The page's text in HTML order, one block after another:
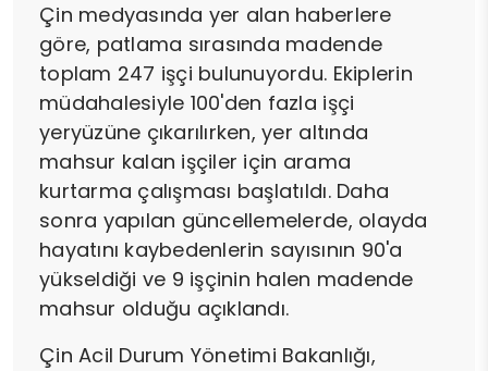
Çin medyasında yer alan haberlere
göre, patlama sırasında madende
toplam 247 işçi bulunuyordu. Ekiplerin
müdahalesiyle 100'den fazla işçi
yeryüzüne çıkarılırken, yer altında
mahsur kalan işçiler için arama
kurtarma çalışması başlatıldı. Daha
sonra yapılan güncellemelerde, olayda
hayatını kaybedenlerin sayısının 90'a
yükseldiği ve 9 işçinin halen madende
mahsur olduğu açıklandı.
Çin Acil Durum Yönetimi Bakanlığı,